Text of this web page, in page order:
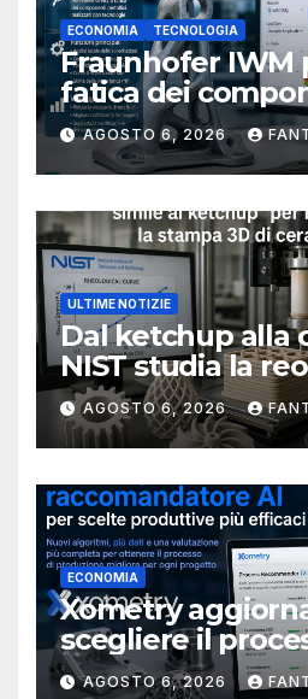
ECONOMIA TECNOLOGIA
Fraunhofer IWM
fatica dei
metallici
AGOSTO 6, 2026
ULTIME NOTIZIE
Dal ketchup alla
NIST studia la
rendere più
stampa 3D
AGOSTO 6, 2026
ECONOMIA
Xometry
scegliere il
produttivo più
AGOSTO 6, 2026